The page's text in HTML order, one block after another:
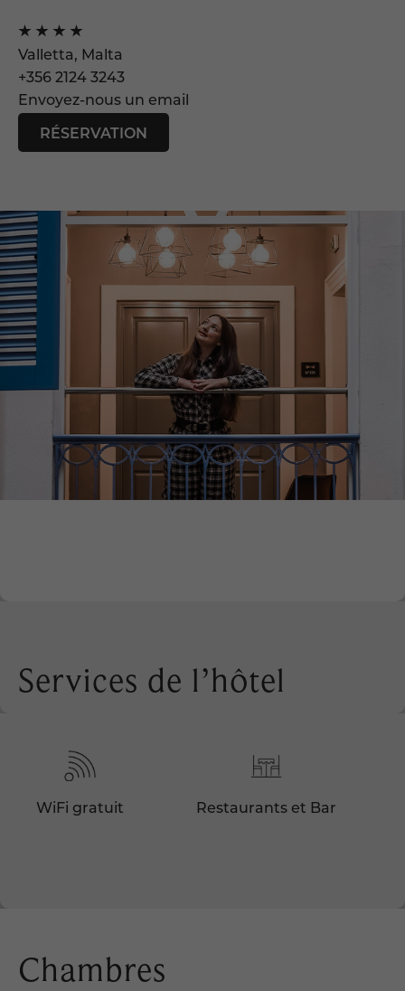
Valletta, Malta
+356 2124 3243
Envoyez-nous un email
RÉSERVATION
Services de l’hôtel
WiFi gratuit Restaurants et Bar
Chambres